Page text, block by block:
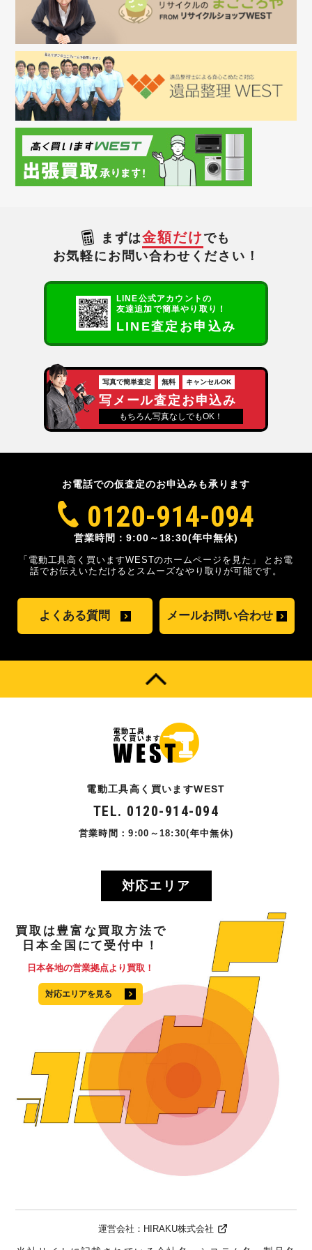
まずは金額だけ でも
お気軽にお問い合わせください！
LINE公式アカウントの
友達追加で簡単やり取り！
LINE査定お申込み
写真で簡単査定 無料 キャンセルOK
写メール査定お申込み
もちろん写真なしでもOK！
お電話での仮査定のお申込みも承ります
0120-914-094
営業時間：9:00～18:30(年中無休)
「電動工具高く買いますWESTのホームページを見た」
とお電
話でお伝えいただけるとスムーズなやり取りが可能です。
よくある質問 メールお問い合わせ
電動工具高く買いますWEST
TEL. 0120-914-094
営業時間：9:00～18:30(年中無休)
対応エリア
買取 は 豊富な買取方法で
日本全国 にて 受付中！
日本各地の営業拠点より買取！
対応エリアを見る
運営会社： HIRAKU株式会社